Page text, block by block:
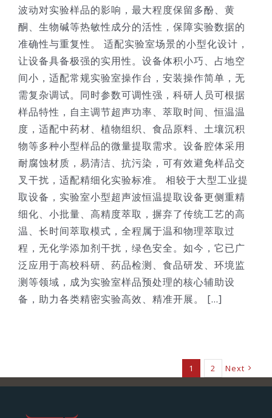
波动对实验样品的影响，最大程度保留多酚、黄
酮、生物碱等热敏性成分的活性，保障实验数据的
准确性与重复性。 适配实验室场景的小型化设计，
让设备具备极强的实用性。设备体积小巧、占地空
间小，适配常规实验室操作台，安装操作简单，无
需复杂调试。同时参数可调性强，科研人员可根据
样品特性，自主调节超声功率、萃取时间、恒温温
度，适配中药材、植物组织、食品原料、土壤沉积
物等多种小型样品的微量提取需求。设备腔体采用
耐腐蚀材质，易清洁、抗污染，可有效避免样品交
叉干扰，适配精细化实验标准。 相较于大型工业提
取设备，实验室小型超声波恒温提取设备更侧重精
细化、小批量、高精度萃取，摒弃了传统工艺的高
温、长时间萃取模式，全程属于温和物理萃取过
程，无化学添加剂干扰，绿色安全。如今，它已广
泛应用于高校科研、药品检测、食品研发、环境监
测等领域，成为实验室样品预处理的核心辅助设
备，助力各类精密实验高效、精准开展。 [...]
1 2 Next